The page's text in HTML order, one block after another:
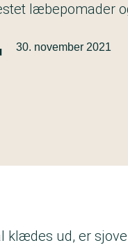
læbepomader
30. november 2021
klædes ud, er